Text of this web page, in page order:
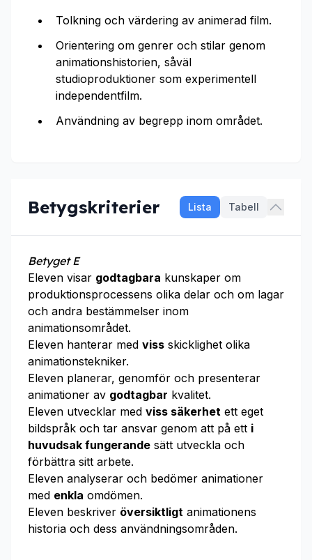
Tolkning och värdering av animerad film.
Orientering om genrer och stilar genom
animationshistorien, såväl
studioproduktioner som experimentell
independentfilm.
Användning av begrepp inom området.
Betygskriterier Lista Tabell
Betyget E
Eleven visar godtagbara kunskaper om
produktionsprocessens olika delar och om lagar
och andra bestämmelser inom
animationsområdet.
Eleven hanterar med viss skicklighet olika
animationstekniker.
Eleven planerar, genomför och presenterar
animationer av godtagbar kvalitet.
Eleven utvecklar med viss säkerhet ett eget
bildspråk och tar ansvar genom att på ett i
huvudsak fungerande sätt utveckla och
förbättra sitt arbete.
Eleven analyserar och bedömer animationer
med enkla omdömen.
Eleven beskriver översiktligt animationens
historia och dess användningsområden.